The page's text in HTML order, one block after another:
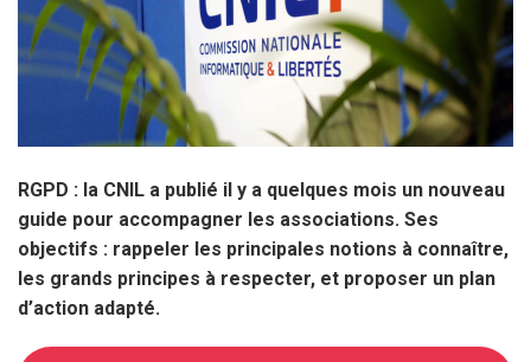
RGPD : la CNIL a publié il y a quelques mois un nouveau
guide pour accompagner les associations. Ses
objectifs : rappeler les principales notions à connaître,
les grands principes à respecter, et proposer un plan
d’action adapté.